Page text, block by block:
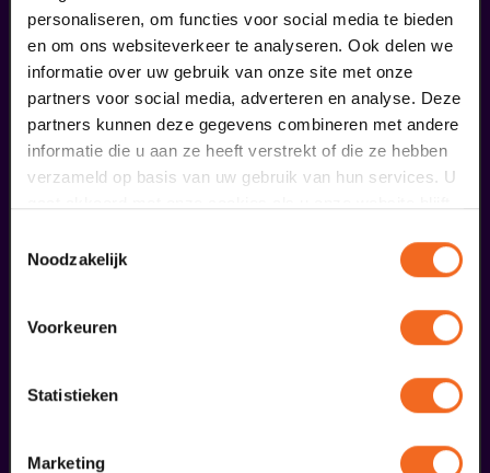
personaliseren, om functies voor social media te bieden
en om ons websiteverkeer te analyseren. Ook delen we
informatie over uw gebruik van onze site met onze
partners voor social media, adverteren en analyse. Deze
partners kunnen deze gegevens combineren met andere
informatie die u aan ze heeft verstrekt of die ze hebben
verzameld op basis van uw gebruik van hun services. U
Noodzakelijk
Voorkeuren
Statistieken
Marketing
Begin bij SIN
09